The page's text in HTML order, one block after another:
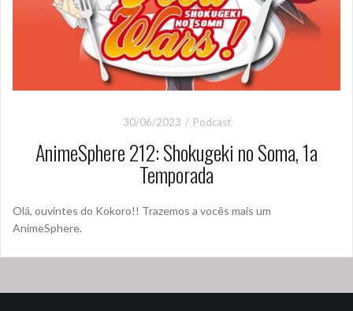
30/06/2023 Podcast
AnimeSphere 212: Shokugeki no Soma, 1a
Temporada
Olá, ouvintes do Kokoro!! Trazemos a vocês mais um
AnimeSphere.